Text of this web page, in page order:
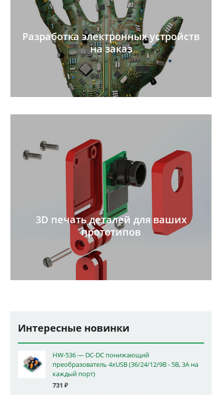
Разработка электронных устройств
на заказ
3D печать деталей для ваших
прототипов
Интересные новинки
HW-536 — DC-DC понижающий
преобразователь 4xUSB (36/24/12/9В - 5В, 3А на
каждый порт)
731 ₽